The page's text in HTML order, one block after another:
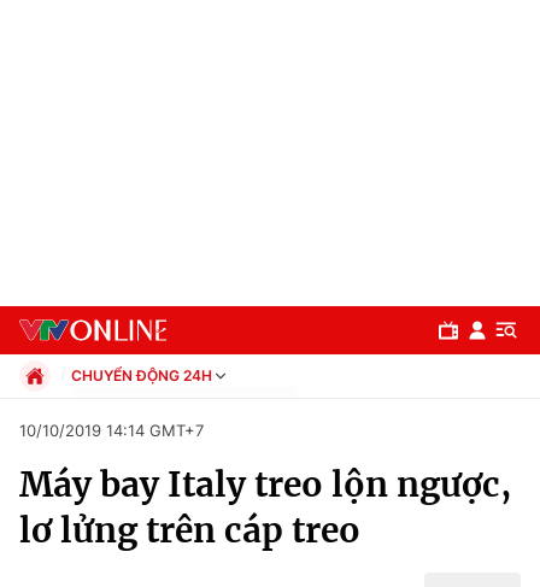
Chuyên mục
Chính trị
CHUYỂN ĐỘNG 24H
Xã hội
Pháp luật
Kinh tế
Thể thao
10/10/2019 14:14 GMT+7
Máy bay Italy treo lộn ngược,
lơ lửng trên cáp treo